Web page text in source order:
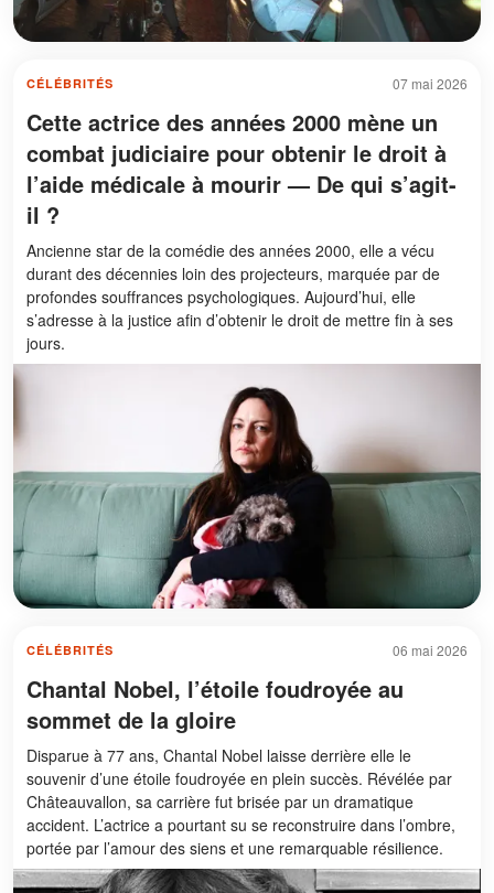
07 mai 2026
CÉLÉBRITÉS
Cette actrice des années 2000 mène un
combat judiciaire pour obtenir le droit à
l’aide médicale à mourir — De qui s’agit-
il ?
Ancienne star de la comédie des années 2000, elle a vécu
durant des décennies loin des projecteurs, marquée par de
profondes souffrances psychologiques. Aujourd’hui, elle
s’adresse à la justice afin d’obtenir le droit de mettre fin à ses
jours.
06 mai 2026
CÉLÉBRITÉS
Chantal Nobel, l’étoile foudroyée au
sommet de la gloire
Disparue à 77 ans, Chantal Nobel laisse derrière elle le
souvenir d’une étoile foudroyée en plein succès. Révélée par
Châteauvallon, sa carrière fut brisée par un dramatique
accident. L’actrice a pourtant su se reconstruire dans l’ombre,
portée par l’amour des siens et une remarquable résilience.